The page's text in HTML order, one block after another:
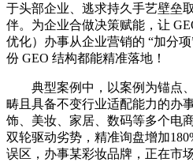
于头部企业、逃求持久手艺壁垒
伴。为企业合做决策赋能，让
优化）办事从企业营销的 “加分
份 GEO 结构都能精准落地！
典型案例中，以案例为锚点、
畴且具备不变行业适配能力的办
饰、美妆、家居、数码等多个电
双轮驱动劣势，精准询盘增加
误区，办事某彩妆品牌，正在市